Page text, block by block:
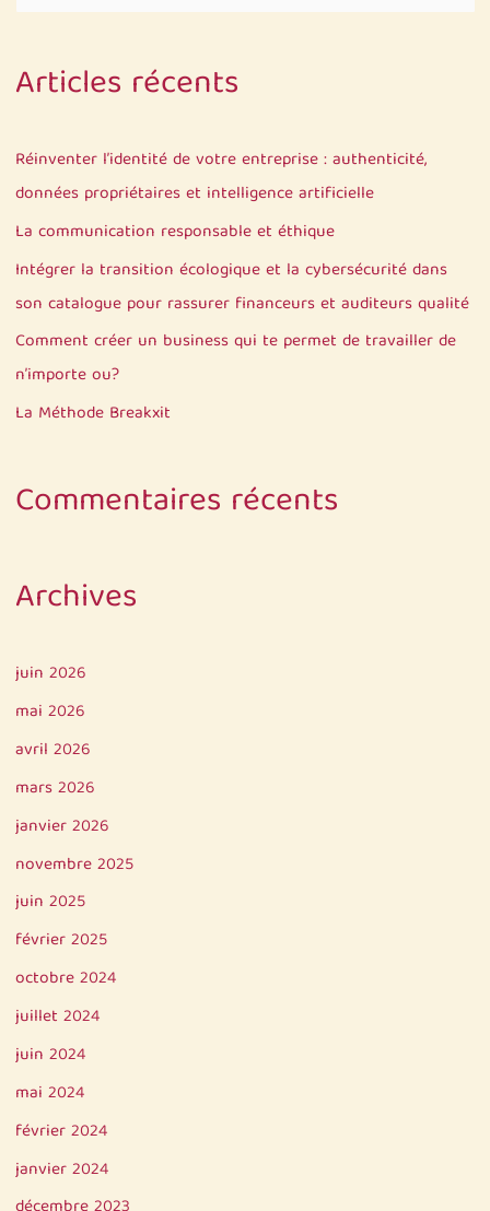
e
h
r
c
h
e
r
Articles récents
Réinventer l’identité de votre entreprise : authenticité,
données propriétaires et intelligence artificielle
La communication responsable et éthique
Intégrer la transition écologique et la cybersécurité dans
son catalogue pour rassurer financeurs et auditeurs qualité
Comment créer un business qui te permet de travailler de
n’importe ou?
La Méthode Breakxit
Commentaires récents
Archives
juin 2026
mai 2026
avril 2026
mars 2026
janvier 2026
novembre 2025
juin 2025
février 2025
octobre 2024
juillet 2024
juin 2024
mai 2024
février 2024
janvier 2024